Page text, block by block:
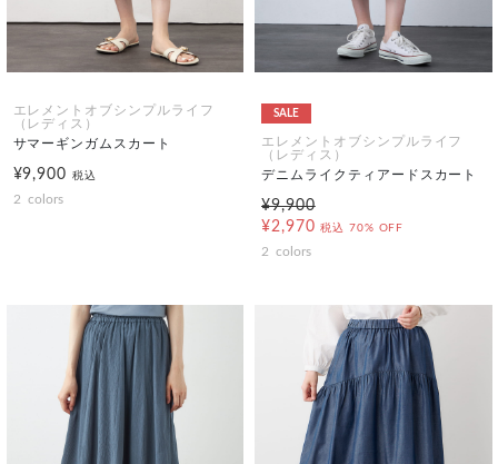
エレメントオブシンプルライフ
（レディス）
サマーギンガムスカート
¥9,900税込
2 colors
SALE
エレメントオブシンプルライフ
（レディス）
デニムライクティアードスカート
¥9,900
¥2,970 税込 70% OFF
2 colors